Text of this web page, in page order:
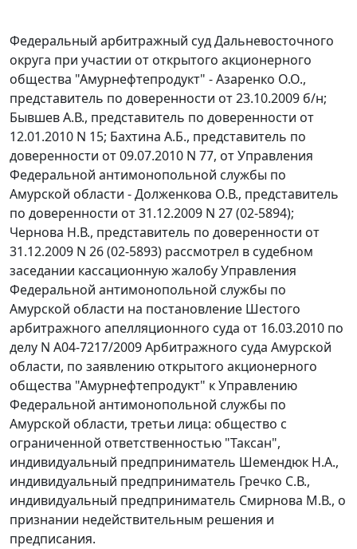
Федеральный арбитражный суд Дальневосточного
округа при участии от открытого акционерного
общества "Амурнефтепродукт" - Азаренко О.О.,
представитель по доверенности от 23.10.2009 б/н;
Бывшев А.В., представитель по доверенности от
12.01.2010 N 15; Бахтина А.Б., представитель по
доверенности от 09.07.2010 N 77, от Управления
Федеральной антимонопольной службы по
Амурской области - Долженкова О.В., представитель
по доверенности от 31.12.2009 N 27 (02-5894);
Чернова Н.В., представитель по доверенности от
31.12.2009 N 26 (02-5893) рассмотрел в судебном
заседании кассационную жалобу Управления
Федеральной антимонопольной службы по
Амурской области на постановление Шестого
арбитражного апелляционного суда от 16.03.2010 по
делу N А04-7217/2009 Арбитражного суда Амурской
области, по заявлению открытого акционерного
общества "Амурнефтепродукт" к Управлению
Федеральной антимонопольной службы по
Амурской области, третьи лица: общество с
ограниченной ответственностью "Таксан",
индивидуальный предприниматель Шемендюк Н.А.,
индивидуальный предприниматель Гречко С.В.,
индивидуальный предприниматель Смирнова М.В., о
признании недействительным решения и
предписания.